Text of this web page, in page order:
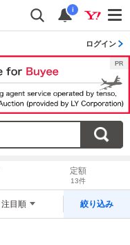
i
ログイン
定額
13件
注目順 絞り込み